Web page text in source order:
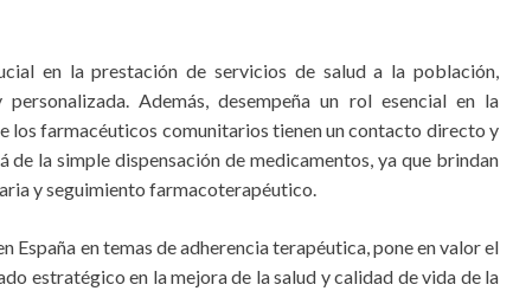
en la prestación de servicios de salud a la población,
Además, desempeña un rol esencial en la
los farmacéuticos comunitarios tienen un contacto directo y
de la simple dispensación de medicamentos, ya que brindan
y seguimiento farmacoterapéutico.
España en temas de adherencia terapéutica, pone en valor el
estratégico en la mejora de la salud y calidad de vida de la